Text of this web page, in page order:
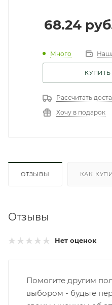
68.24
Много
КУПИТЬ
Рассчитать
Хочу в подарок
ОТЗЫВЫ КАК
Отзывы
Нет оценок
Помогите другим
выбором - будьте